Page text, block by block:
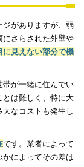
ジがありますが、弱
にさらされた外壁や
に見えない部分で機
帯が一緒に住んでい
とは難しく、特に大
なコストも発生し
です。業者によって
によってその差は